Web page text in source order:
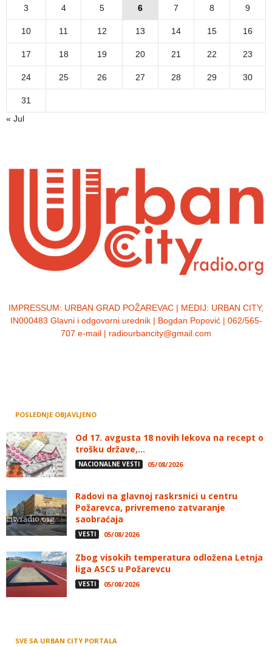
3 4 5 6 7 8 9
10 11 12 13 14 15 16
17 18 19 20 21 22 23
24 25 26 27 28 29 30
31
« Jul
IMPRESSUM: URBAN GRAD POŽAREVAC | MEDIJ: URBAN CITY,
IN000483 Glavni i odgovorni urednik | Bogdan Popović | 062/565-
707 e-mail | radiourbancity@gmail.com
POSLEDNJE OBJAVLJENO
Od 17. avgusta 18 novih lekova na recept o
trošku države,...
NACIONALNE VESTI 05/08/2026
Radovi na glavnoj raskrsnici u centru
Požarevca, privremeno zatvaranje
saobraćaja
VESTI 05/08/2026
Zbog visokih temperatura odložena Letnja
liga ASCS u Požarevcu
VESTI 05/08/2026
SVE SA URBAN CITY PORTALA